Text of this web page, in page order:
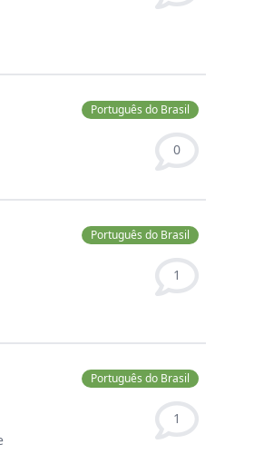
Português do Brasil
0
Português do Brasil
1
Português do Brasil
1